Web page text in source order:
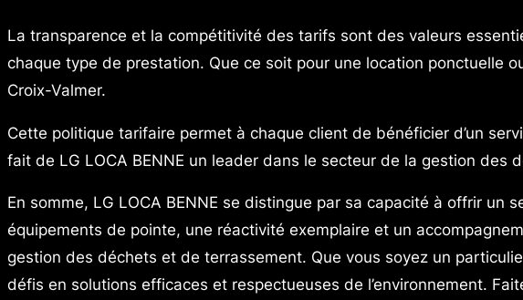
La transparence et la compétitivité des tarifs sont des valeurs
chaque type de prestation. Que ce soit pour une location ponctuelle
Croix-Valmer.
Cette politique tarifaire permet à chaque client de bénéficier d’un
fait de LG LOCA BENNE un leader dans le secteur de la gestion des
En somme, LG LOCA BENNE se distingue par sa capacité à offrir
équipements de pointe, une réactivité exemplaire et un
gestion des déchets et de terrassement. Que vous soyez un
défis en solutions efficaces et respectueuses de l’environnement.